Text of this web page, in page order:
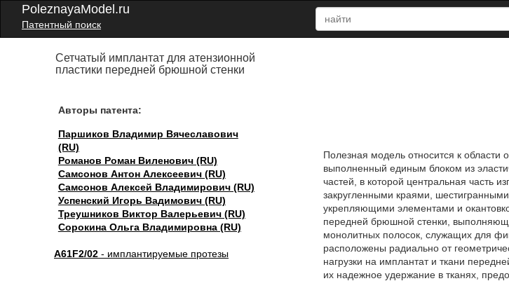
PoleznayaModel.ru
Патентный поиск
Сетчатый имплантат для атензионной
пластики передней брюшной стенки
Авторы патента:
Паршиков Владимир Вячеславович
(RU)
Романов Роман Виленович (RU)
Самсонов Антон Алексеевич (RU)
Самсонов Алексей Владимирович (RU)
Успенский Игорь Вадимович (RU)
Треушников Виктор Валерьевич (RU)
Сорокина Ольга Владимировна (RU)
A61F2/02 - имплантируемые протезы
Полезная модель относится к
выполненный единым блоком из
частей, в которой центральная часть
закругленными краями,
укрепляющими элементами и
передней брюшной стенки,
монолитных полосок, служащих для
расположены радиально от
нагрузки на имплантат и ткани
их надежное удержание в тканях,